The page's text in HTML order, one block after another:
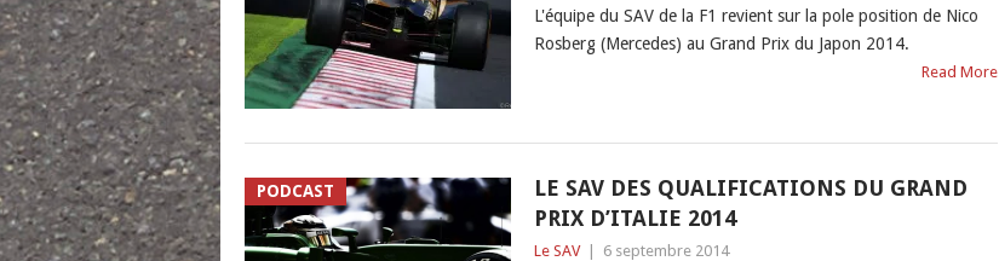
L'équipe du SAV de la F1 revient sur la pole position de Nico
Rosberg (Mercedes) au Grand Prix du Japon 2014.
Read More
PODCAST
LE SAV DES QUALIFICATIONS DU GRAND
PRIX D’ITALIE 2014
Le SAV 6 septembre 2014